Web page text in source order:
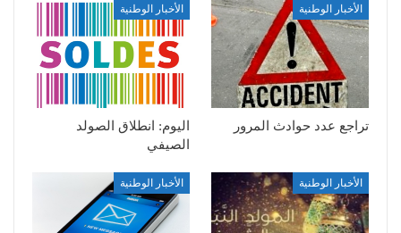
الأخبار الوطنية
تراجع عدد حوادث المرور
الأخبار الوطنية
اليوم: انطلاق الصولد
الصيفي
الأخبار الوطنية الأخبار الوطنية